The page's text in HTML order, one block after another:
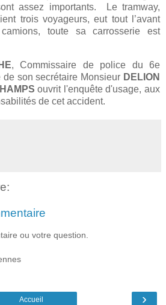
assez importants.
Le tramway,
trois voyageurs, eut tout l’avant
toute sa carrosserie est
, Commissaire de police du 6e
son secrétaire Monsieur DELION
ouvrit l'enquête d'usage, aux
de cet accident.
ou votre question.
›
Accueil